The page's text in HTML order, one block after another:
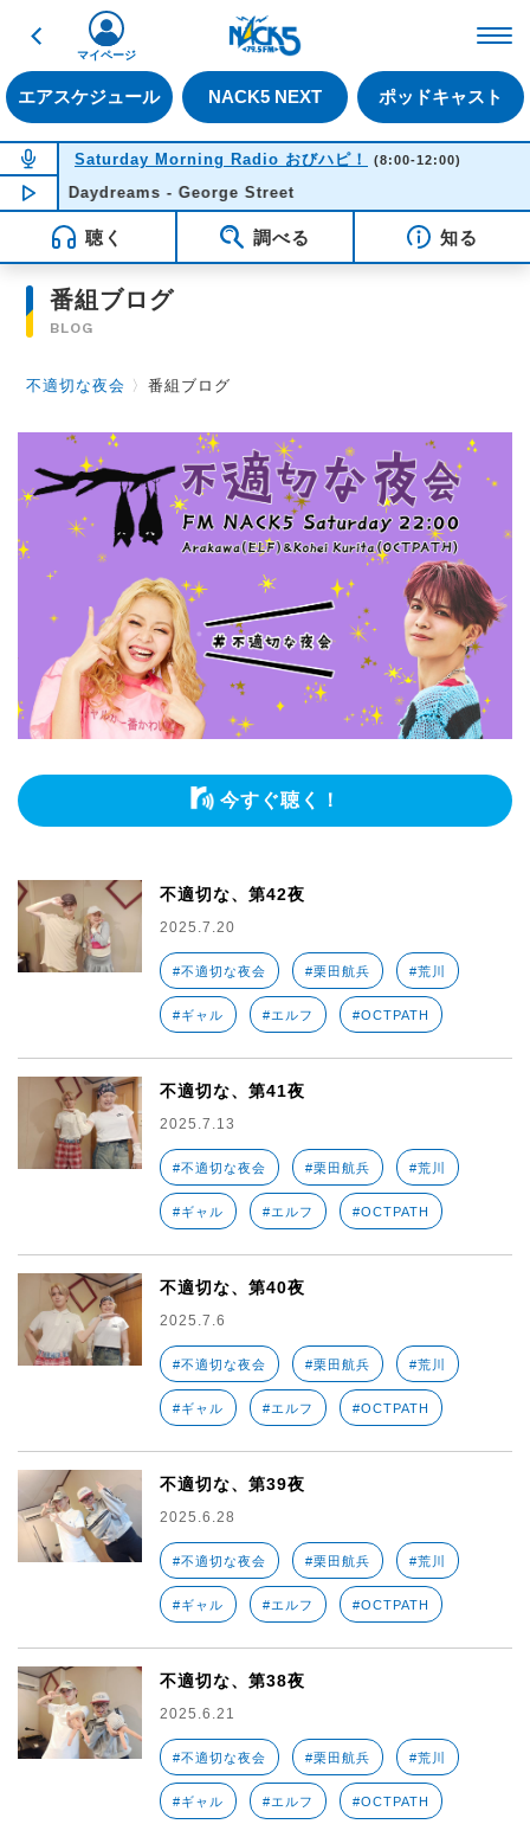
戻る
エアスケジュール NACK5 NEXT ポッドキャスト
マイページ
NOW ON AIR
Saturday Morning Radio おびハピ！ (8:00-12:00)
NOW PLAYING11:49
Daydreams - George Street
聴く 調べる 知る
番組ブログ
BLOG
不適切な夜会 〉番組ブログ
今すぐ聴く！
不適切な、第42夜
2025.7.20
#不適切な夜会 #栗田航兵 #荒川
#ギャル #エルフ #OCTPATH
不適切な、第41夜
2025.7.13
#不適切な夜会 #栗田航兵 #荒川
#ギャル #エルフ #OCTPATH
不適切な、第40夜
2025.7.6
#不適切な夜会 #栗田航兵 #荒川
#ギャル #エルフ #OCTPATH
不適切な、第39夜
2025.6.28
#不適切な夜会 #栗田航兵 #荒川
#ギャル #エルフ #OCTPATH
不適切な、第38夜
2025.6.21
#不適切な夜会 #栗田航兵 #荒川
#ギャル #エルフ #OCTPATH